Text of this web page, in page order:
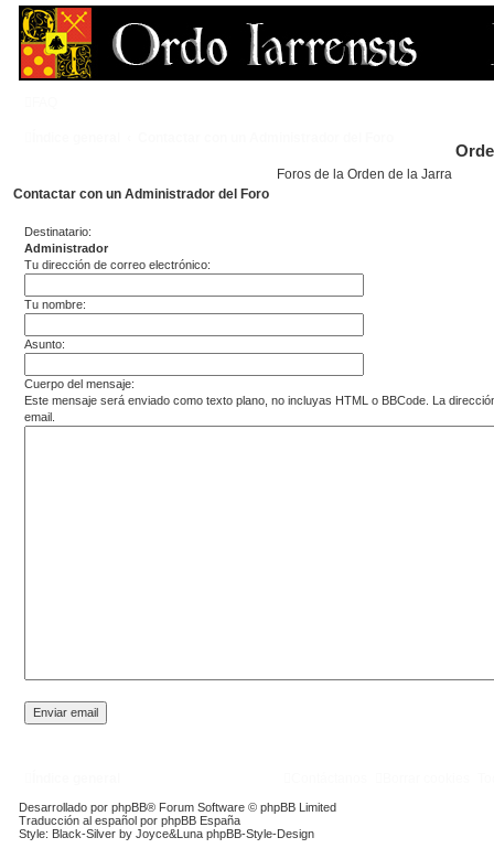
Foros de la Orden de la Jarra
Contactar con un Administrador del Foro
Destinatario:
Administrador
Tu dirección de correo electrónico:
Tu nombre:
Asunto:
Cuerpo del mensaje:
Este mensaje será enviado como texto plano, no incluyas HTML o BBCode. La
email.
Desarrollado por phpBB® Forum Software © phpBB Limited
Traducción al español por phpBB España
Style: Black-Silver by Joyce&Luna phpBB-Style-Design